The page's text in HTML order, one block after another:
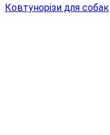
Ковтунорізи для собак